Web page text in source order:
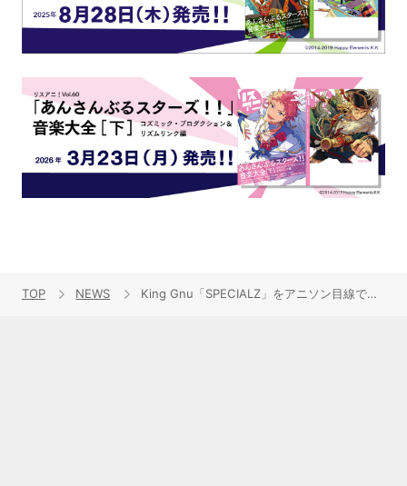
TOP NEWS King Gnu「SPECIALZ」をアニソン目線で深掘り！『呪術廻戦』「渋谷事変」にピタリとはまる“遅くてかっこいいOP”論【リスアニ！RADIO #42】